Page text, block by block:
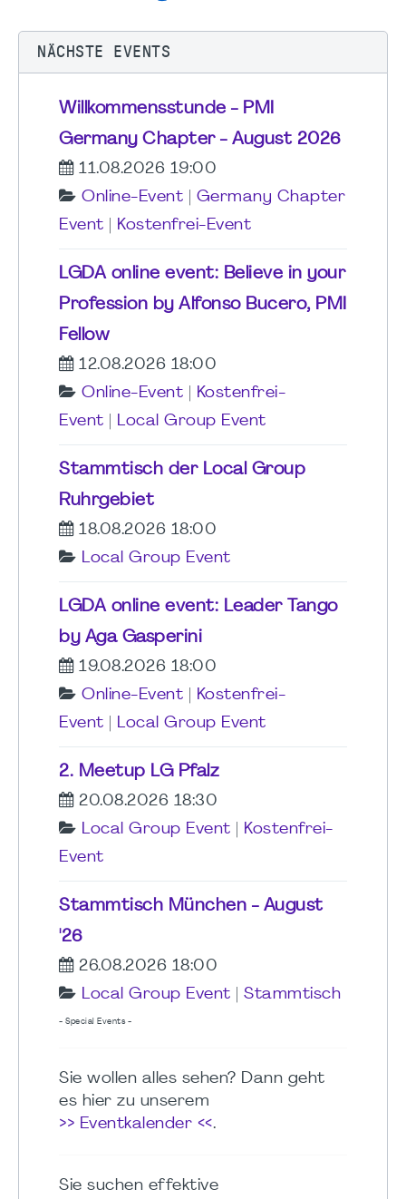
NÄCHSTE EVENTS
Willkommensstunde - PMI
Germany Chapter - August 2026
11.08.2026 19:00
Online-Event
Germany Chapter
Event
Kostenfrei-Event
LGDA online event: Believe in your
Profession by Alfonso Bucero, PMI
Fellow
12.08.2026 18:00
Online-Event
Kostenfrei-
Event
Local Group Event
Stammtisch der Local Group
Ruhrgebiet
18.08.2026 18:00
Local Group Event
LGDA online event: Leader Tango
by Aga Gasperini
19.08.2026 18:00
Online-Event
Kostenfrei-
Event
Local Group Event
2. Meetup LG Pfalz
20.08.2026 18:30
Local Group Event
Kostenfrei-
Event
Stammtisch München - August
'26
26.08.2026 18:00
Local Group Event
Stammtisch
- Special Events -
Sie wollen alles sehen? Dann geht
es hier zu unserem
>> Eventkalender <<.
Sie suchen effektive